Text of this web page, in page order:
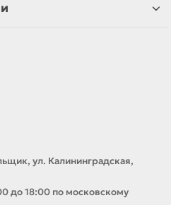
ул. Калининградская,
до 18:00 по московскому